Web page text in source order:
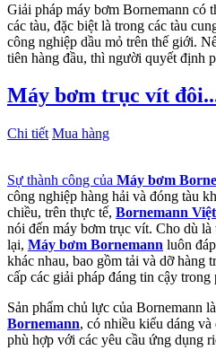
Giải pháp máy bơm Bornemann có
các tàu, đặc biệt là trong các tàu
công nghiệp dầu mỏ trên thế giới.
tiên hàng đầu, thì người quyết định
Máy bơm trục vít
Chi tiết Mua hàng
Sự thành công của Máy bơm
công nghiệp hàng hải và đóng tàu
chiều, trên thực tế, Bornemann
nói đến máy bơm trục vít. Cho dù
lại, Máy bơm Bornemann luôn
khác nhau, bao gồm tải và dỡ hàng
cấp các giải pháp đáng tin cậy trong
Sản phẩm chủ lực của Bornemann là
Bornemann, có nhiều kiểu dáng
phù hợp với các yêu cầu ứng dụng